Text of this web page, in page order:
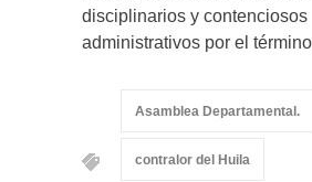
disciplinarios y contenciosos
administrativos por el
Asamblea Departamental.
contralor del Huila